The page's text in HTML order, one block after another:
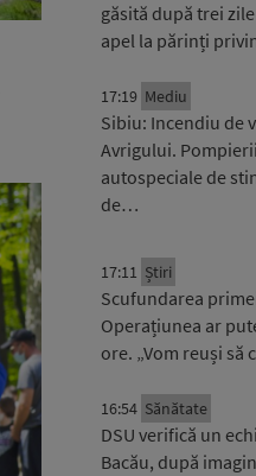
găsită după trei
apel la părinți
17:19 Mediu
Sibiu: Incendiu de
Avrigului.
autospeciale de
de…
17:11 Știri
Scufundarea
Operațiunea ar
ore. „Vom reuși
16:54 Sănătate
DSU verifică un
Bacău, după